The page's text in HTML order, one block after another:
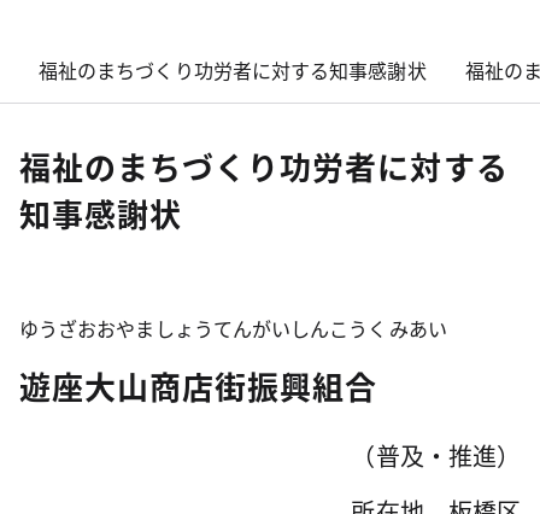
福祉のまちづくり功労者に対する知事感謝状 福祉の
福祉のまちづくり功労者に対する
知事感謝状
ゆうざおおやましょうてんがいしんこうくみあい
遊座大山商店街振興組合
（普及・推進）